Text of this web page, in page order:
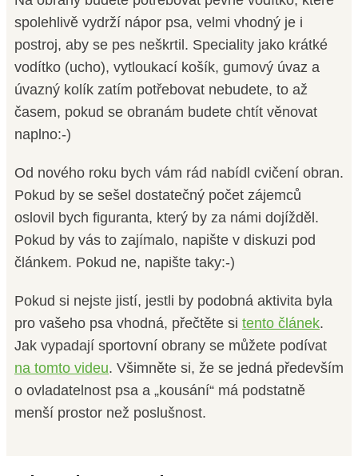
spolehlivě vydrží nápor psa, velmi vhodný je i
postroj, aby se pes neškrtil. Speciality jako krátké
vodítko (ucho), vytloukací košík, gumový úvaz a
úvazný kolík zatím potřebovat nebudete, to až
časem, pokud se obranám budete chtít věnovat
naplno:-)
Od nového roku bych vám rád nabídl cvičení obran.
Pokud by se sešel dostatečný počet zájemců
oslovil bych figuranta, který by za námi dojížděl.
Pokud by vás to zajímalo, napište v diskuzi pod
článkem. Pokud ne, napište taky:-)
Pokud si nejste jistí, jestli by podobná aktivita byla
pro vašeho psa vhodná, přečtěte si tento článek.
Jak vypadají sportovní obrany se můžete podívat
na tomto videu. Všimněte si, že se jedná především
o ovladatelnost psa a „kousání“ má podstatně
menší prostor než poslušnost.